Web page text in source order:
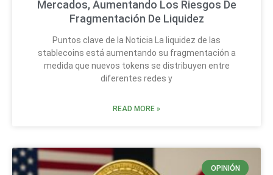
Mercados, Aumentando Los Riesgos De
Fragmentación De Liquidez
Puntos clave de la Noticia La liquidez de las
stablecoins está aumentando su fragmentación a
medida que nuevos tokens se distribuyen entre
diferentes redes y
READ MORE »
OPINIÓN